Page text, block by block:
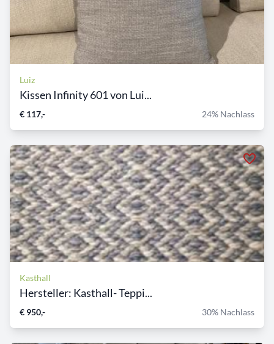
Luiz
Kissen Infinity 601 von Lui...
€ 117,- 24% Nachlass
Kasthall
Hersteller: Kasthall- Teppi...
€ 950,- 30% Nachlass